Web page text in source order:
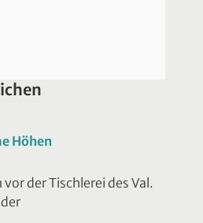
Höhen
der Tischlerei des Val.